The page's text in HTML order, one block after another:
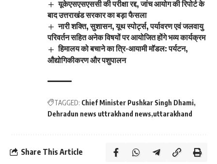
यूकेएसएसएससी की परीक्षा रद्द, जांच आयोग की रिपोर्ट के
बाद उत्तराखंड सरकार का बड़ा फैसला
नारी शक्ति, सुशासन, यूथ स्पोर्ट्स, पर्यावरण एवं जलवायु
परिवर्तन सहित अनेक विषयों पर आयोजित होंगे भव्य कार्यक्रम
हिमालय को बचाने का त्रि-आयामी मॉडल: पर्यटन,
औद्योगिकीकरण और पशुपालन
TAGGED: Chief Minister Pushkar Singh Dhami
Dehradun news uttrakhand news uttarakhand
Share This Article